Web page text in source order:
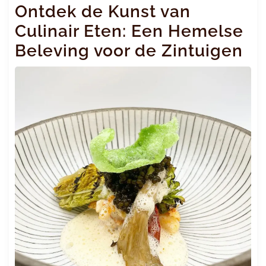
Ontdek de Kunst van
Culinair Eten: Een Hemelse
Beleving voor de Zintuigen